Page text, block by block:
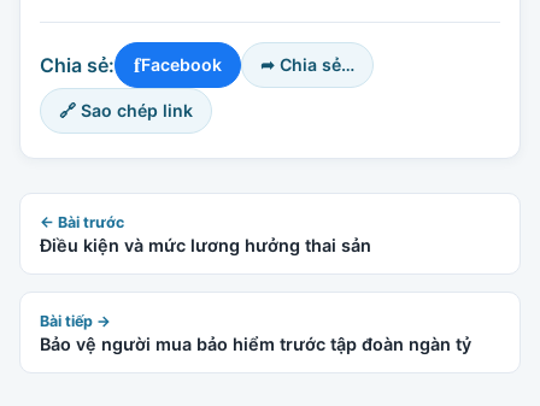
Chia sẻ: fFacebook ➦ Chia sẻ…
🔗 Sao chép link
← Bài trước
Điều kiện và mức lương hưởng thai sản
Bài tiếp →
Bảo vệ người mua bảo hiểm trước tập đoàn ngàn tỷ